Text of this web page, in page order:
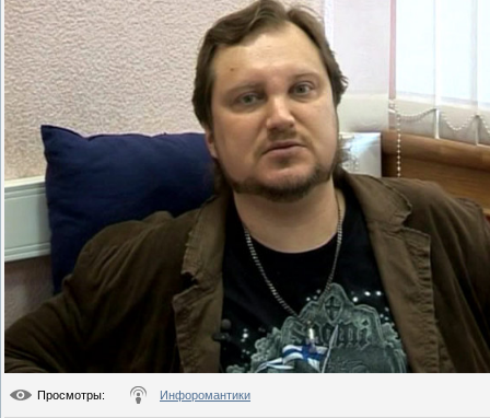
Просмотры: Инфоромантики